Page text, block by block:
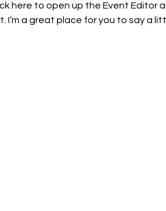
here to open up the Event Editor
I’m a great place for you to say a